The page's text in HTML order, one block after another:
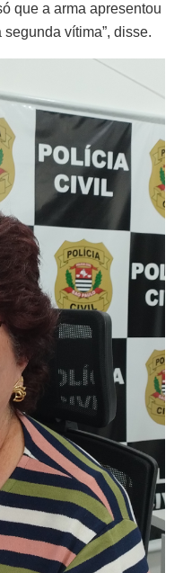
que a arma apresentou
vítima”, disse.